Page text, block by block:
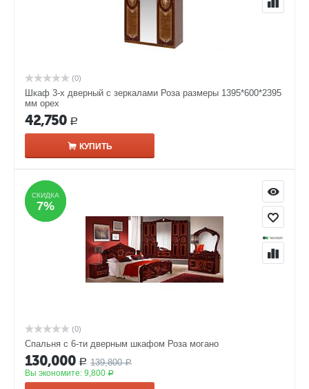
(0)
Шкаф 3-х дверный с зеркалами Роза размеры 1395*600*2395
мм орех
42,750 Р
КУПИТЬ
СКИДКА
7%
СКИДКА
7%
(0)
Спальня с 6-ти дверным шкафом Роза могано
130,000 Р 139,800 Р
Вы экономите: 9,800 Р